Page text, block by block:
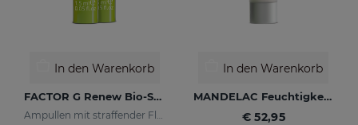
In den Warenkorb
FACTOR G Renew Bio-Stimulating Ampoules. Weekly Plan
In den Warenkorb
MANDELAC Feuchtigkeitsgel 50 Ml
€ 52,95